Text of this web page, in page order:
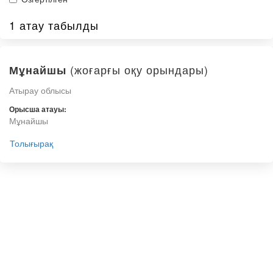
1 атау табылды
Мұнайшы (жоғарғы оқу орындары)
Атырау облысы
Орысша атауы:
Мұнайшы
Толығырақ